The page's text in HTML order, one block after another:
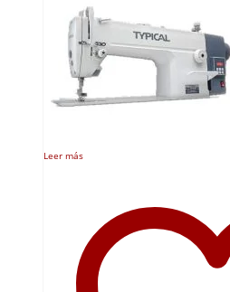
Leer más